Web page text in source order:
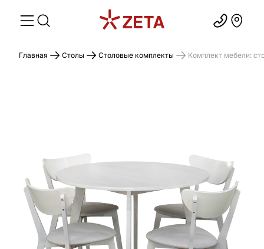
Главная Столы Столовые комплекты Комплект мебели: